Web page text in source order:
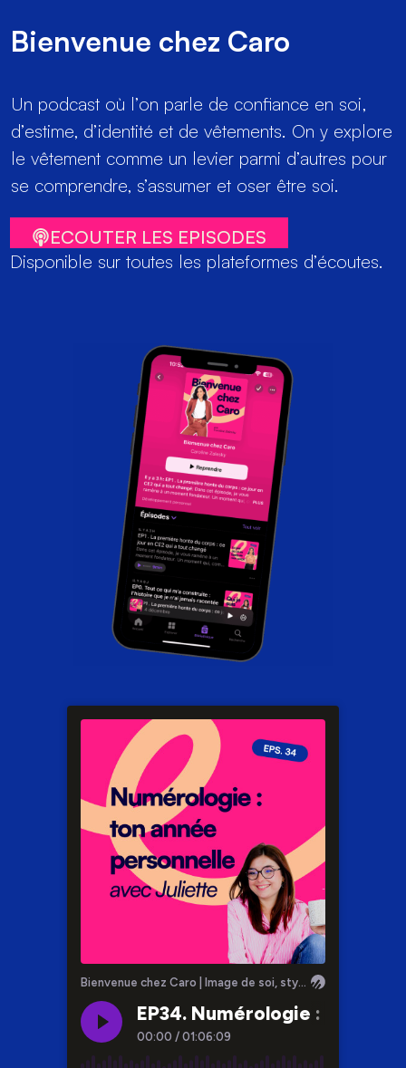
Bienvenue chez Caro
Un podcast où l’on parle de confiance en soi,
d’estime, d’identité et de vêtements. On y explore
le vêtement comme un levier parmi d’autres pour
se comprendre, s’assumer et oser être soi.
ECOUTER LES EPISODES
Disponible sur toutes les plateformes d’écoutes.